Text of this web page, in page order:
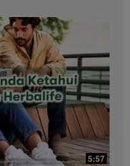
5:57